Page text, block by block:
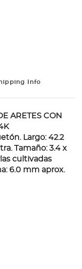
Info
ARETES CON
Largo: 42.2
Tamaño: 3.4 x
cultivadas
6.0 mm aprox.